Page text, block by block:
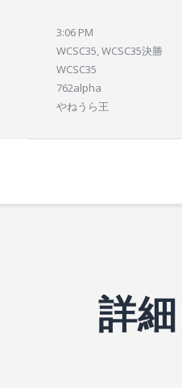
3:06 PM
WCSC35, WCSC35決勝
WCSC35
762alpha
やねうら王
詳細